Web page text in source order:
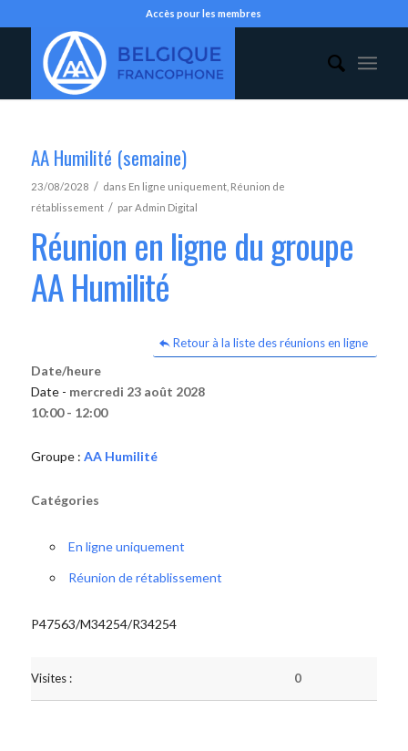
Accès pour les membres
AA Humilité (semaine)
23/08/2028 / dans En ligne uniquement, Réunion de
rétablissement / parAdmin Digital
Réunion en ligne du groupe
AA Humilité
Retour à la liste des réunions en ligne
Date/heure
Date - mercredi 23 août 2028
10:00 - 12:00
Groupe : AA Humilité
Catégories
En ligne uniquement
Réunion de rétablissement
P47563/M34254/R34254
Visites : 0